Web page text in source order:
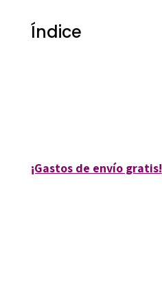
Índice
¡Gastos de envío gratis!